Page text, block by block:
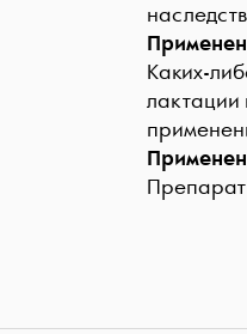
Каких-
лактации
Препарат